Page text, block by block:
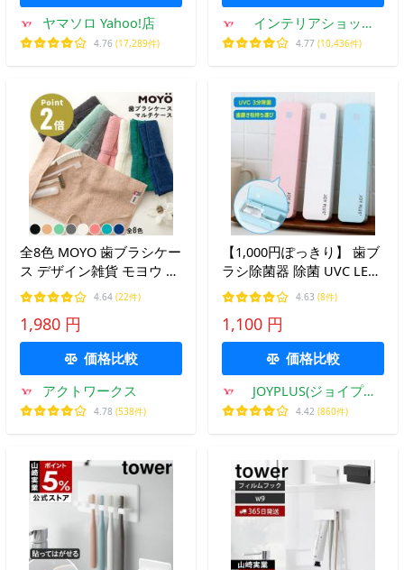
ヤマソロ Yahoo!店
4.76 (17,289件)
インテリアショップ
roomy
4.77 (10,436件)
全8色 MOYO 歯ブラシケー
ス デザイン雑貨 モヨウ 日
本製 カラー 携帯用 旅行
出張 ハミガキ 歯磨き ハブ
ラシ マルチケース 綿100%
今治タオル
4.64 (22件)
1,980 円
価格比較
アクトワークス
4.78 (538件)
【1,000円ぽっきり】 歯ブ
ラシ除菌器 除菌 UVC LED
JOYPLUS 歯ブラシ除菌 歯
ブラシ除菌ケース 歯磨き
粉ケース 充電式 除菌器 旅
行 持ち運び usb 歯ブラシ
4.63 (8件)
1,100 円
価格比較
JOYPLUS(ジョイプラ
ス)
4.42 (860件)